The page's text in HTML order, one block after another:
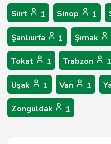
Siirt 1 Sinop 1
Şanlıurfa 1 Şırnak
Tokat 1 Trabzon 1
Uşak 1 Van 1
Zonguldak 1